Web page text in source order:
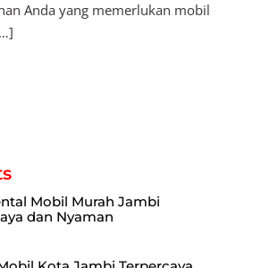
Anda yang memerlukan mobil
Mobil Murah Jambi
dan Nyaman